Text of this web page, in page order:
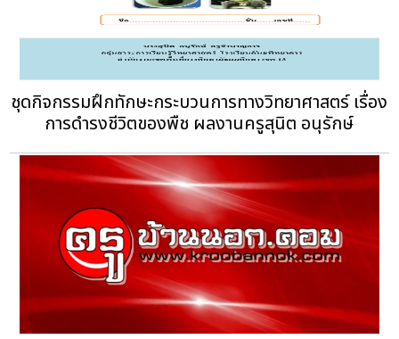
ชุดกิจกรรมฝึกทักษะกระบวนการทางวิทยาศาสตร์ เรื่อง
การดำรงชีวิตของพืช ผลงานครูสุนิต อนุรักษ์